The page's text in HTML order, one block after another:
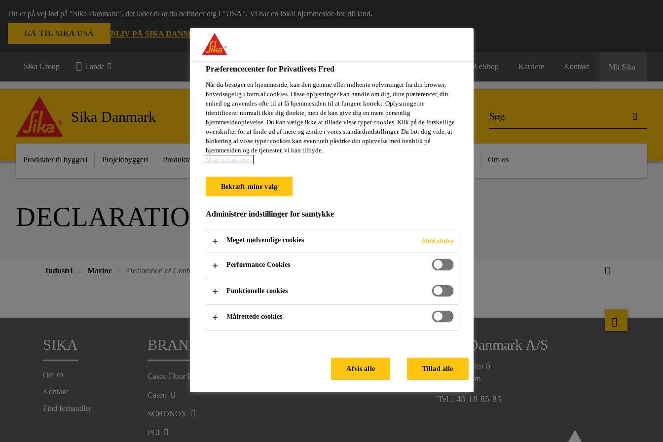
Du er på vej ind på "Sika Danmark", det lader til at du befinder dig i "USA". Vi har en lokal hjemmeside for dit land.
GÅ TIL SIKA USA BLIV PÅ SIKA DANMARK VÆLG ET LAND
Sika Group Lande B2B eShop Karriere Kontakt Mit Sika
Sika Danmark
Produkter til byggeri Projektbyggeri Produkter til industri Dokumenter Om os
DECLARATION OF CONFORMITY
Industri Marine Declaration of Conformity
SIKA
Om os
Kontakt
Find forhandler
BRANDS
Casco Floor Expert
Casco
SCHÖNOX
PCI
FØLG SIKA Sika Danmark A/S
Hirsemarken 5
3520 Farum
Tel.: 48 18 85 85
Præferencecenter for Privatlivets Fred
Når du besøger en hjemmeside, kan den gemme eller indhente oplysninger fra din browser,
hovedsagelig i form af cookies. Disse oplysninger kan handle om dig, dine præferencer, din
enhed og anvendes ofte til at få hjemmesiden til at fungere korrekt. Oplysningerne
identificerer normalt ikke dig direkte, men de kan give dig en mere personlig
hjemmesideoplevelse. Du kan vælge ikke at tillade visse typer cookies. Klik på de forskellige
overskrifter for at finde ud af mere og ændre i vores standardindstillinger. Du bør dog vide, at
blokering af visse typer cookies kan eventuelt påvirke din oplevelse med henblik på
hjemmesiden og de tjenester, vi kan tilbyde.
Mere information
Bekræft mine valg
Administrer indstillinger for samtykke
Meget nødvendige cookies Altid aktive
Performance Cookies
Funktionelle cookies
Målrettede cookies
Afvis alle Tillad alle